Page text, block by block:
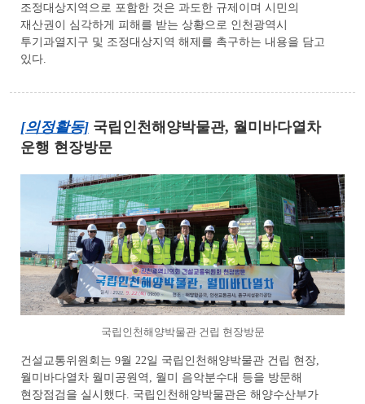
조정대상지역으로 포함한 것은 과도한 규제이며 시민의
재산권이 심각하게 피해를 받는 상황으로 인천광역시
투기과열지구 및 조정대상지역 해제를 촉구하는 내용을 담고
있다.
[의정활동]국립인천해양박물관, 월미바다열차
운행 현장방문
국립인천해양박물관 건립 현장방문
건설교통위원회는 9월 22일 국립인천해양박물관 건립 현장,
월미바다열차 월미공원역, 월미 음악분수대 등을 방문해
현장점검을 실시했다. 국립인천해양박물관은 해양수산부가